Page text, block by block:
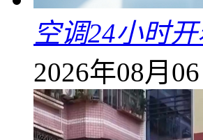
空调24小时
2026年08月